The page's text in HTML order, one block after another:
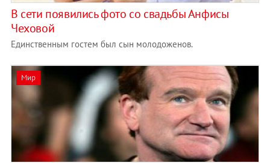
В сети появились фото со свадьбы Анфисы
Чеховой
Единственным гостем был сын молодоженов.
Мир